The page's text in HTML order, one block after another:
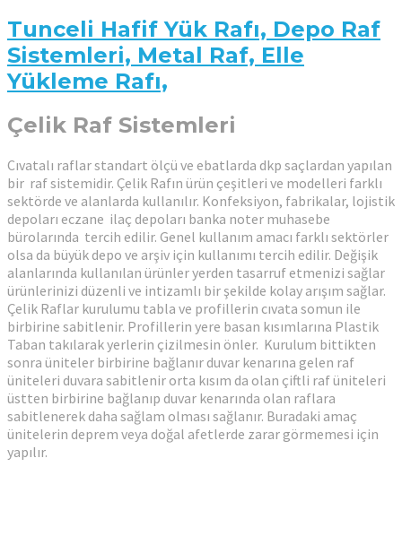
Tunceli Hafif Yük Rafı, Depo Raf
Sistemleri, Metal Raf, Elle
Yükleme Rafı,
Çelik Raf Sistemleri
Cıvatalı raflar standart ölçü ve ebatlarda dkp saçlardan yapılan
bir raf sistemidir. Çelik Rafın ürün çeşitleri ve modelleri farklı
sektörde ve alanlarda kullanılır. Konfeksiyon, fabrikalar, lojistik
depoları eczane ilaç depoları banka noter muhasebe
bürolarında tercih edilir. Genel kullanım amacı farklı sektörler
olsa da büyük depo ve arşiv için kullanımı tercih edilir. Değişik
alanlarında kullanılan ürünler yerden tasarruf etmenizi sağlar
ürünlerinizi düzenli ve intizamlı bir şekilde kolay arışım sağlar.
Çelik Raflar kurulumu tabla ve profillerin cıvata somun ile
birbirine sabitlenir. Profillerin yere basan kısımlarına Plastik
Taban takılarak yerlerin çizilmesin önler. Kurulum bittikten
sonra üniteler birbirine bağlanır duvar kenarına gelen raf
üniteleri duvara sabitlenir orta kısım da olan çiftli raf üniteleri
üstten birbirine bağlanıp duvar kenarında olan raflara
sabitlenerek daha sağlam olması sağlanır. Buradaki amaç
ünitelerin deprem veya doğal afetlerde zarar görmemesi için
yapılır.